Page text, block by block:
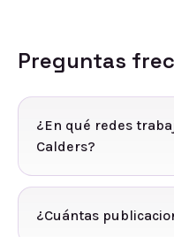
Preguntas
¿En qué redes
Calders?
¿Cuántas